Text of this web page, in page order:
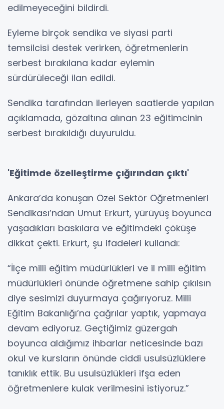
edilmeyeceğini bildirdi.
Eyleme birçok sendika ve siyasi parti
temsilcisi destek verirken, öğretmenlerin
serbest bırakılana kadar eylemin
sürdürüleceği ilan edildi.
Sendika tarafından ilerleyen saatlerde yapılan
açıklamada, gözaltına alınan 23 eğitimcinin
serbest bırakıldığı duyuruldu.
'Eğitimde özelleştirme çığırından çıktı'
Ankara’da konuşan Özel Sektör Öğretmenleri
Sendikası’ndan Umut Erkurt, yürüyüş boyunca
yaşadıkları baskılara ve eğitimdeki çöküşe
dikkat çekti. Erkurt, şu ifadeleri kullandı:
“İlçe milli eğitim müdürlükleri ve il milli eğitim
müdürlükleri önünde öğretmene sahip çıkılsın
diye sesimizi duyurmaya çağırıyoruz. Milli
Eğitim Bakanlığı’na çağrılar yaptık, yapmaya
devam ediyoruz. Geçtiğimiz güzergah
boyunca aldığımız ihbarlar neticesinde bazı
okul ve kursların önünde ciddi usulsüzlüklere
tanıklık ettik. Bu usulsüzlükleri ifşa eden
öğretmenlere kulak verilmesini istiyoruz.”